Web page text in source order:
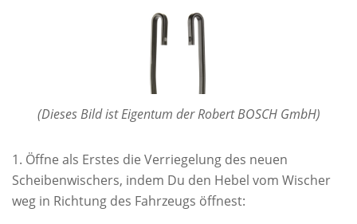
(Dieses Bild ist Eigentum der Robert BOSCH GmbH)
Öffne als Erstes die Verriegelung des neuen
Scheibenwischers, indem Du den Hebel vom Wischer
weg in Richtung des Fahrzeugs öffnest: